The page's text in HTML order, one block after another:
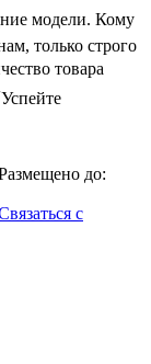
модели. Кому
только строго
товара
до:
с